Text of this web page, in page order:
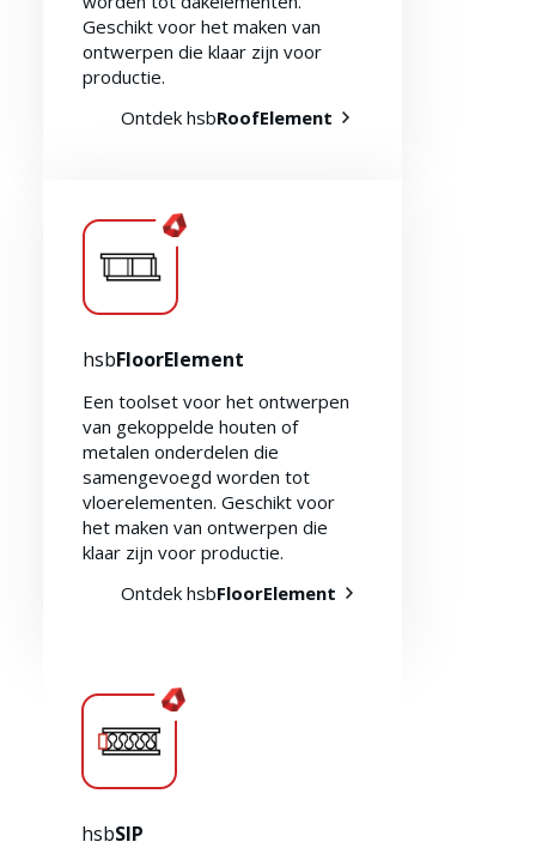
Over ons
Geschikt voor het maken van
ontwerpen die klaar zijn voor
productie.
Ontdek hsbRoofElement
hsbFloorElement
Een toolset voor het ontwerpen
van gekoppelde houten of
metalen onderdelen die
samengevoegd worden tot
vloerelementen. Geschikt voor
het maken van ontwerpen die
klaar zijn voor productie.
Ontdek hsbFloorElement
hsbSIP